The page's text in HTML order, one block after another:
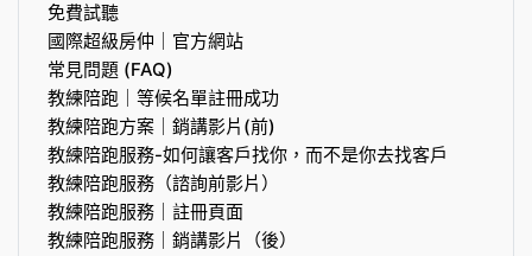
免費試聽
國際超級房仲｜官方網站
常見問題 (FAQ)
教練陪跑｜等候名單註冊成功
教練陪跑方案｜銷講影片(前)
教練陪跑服務-如何讓客戶找你，而不是你去找客戶
教練陪跑服務（諮詢前影片）
教練陪跑服務｜註冊頁面
教練陪跑服務｜銷講影片（後）